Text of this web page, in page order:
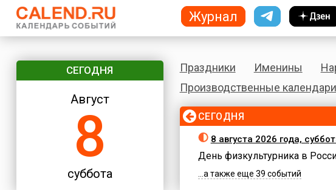
СЕГОДНЯ
Август
8
суббота
Праздники Именины
Производственные календари
СЕГОДНЯ
8 августа 2026 года,
День физкультурника в
...а также еще 39 событий
Журнал